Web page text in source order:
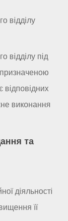
відділу
відділу під
призначеною
відповідних
виконання
та
діяльності
її